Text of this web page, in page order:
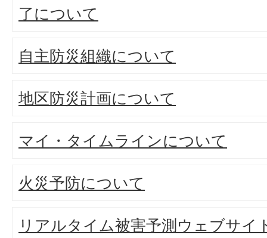
了について
自主防災組織について
地区防災計画について
マイ・タイムラインについて
火災予防について
リアルタイム被害予測ウェブサイ